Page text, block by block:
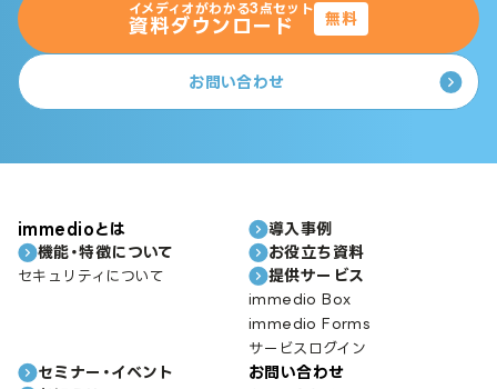
イメディオがわかる3点セット
資料ダウンロード 無料
お問い合わせ
immedioとは
機能・特徴について
セキュリティについて
導入事例
お役立ち資料
提供サービス
immedio Box
immedio Forms
サービスログイン
セミナー・イベント
お問い合わせ